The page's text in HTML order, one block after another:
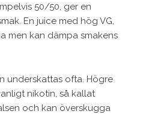
50/50, ger en
En juice med hög VG,
men kan dämpa smakens
underskattas ofta. Högre
nikotin, så kallat
och kan överskugga